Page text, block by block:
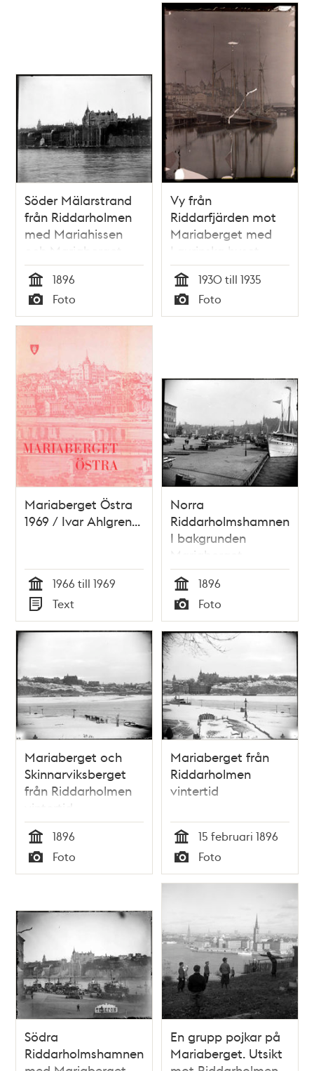
Söder Mälarstrand
från Riddarholmen
med Mariahissen
och Mariaberget
Tid
1896
Typ
Foto
Vy från
Riddarfjärden mot
Mariaberget med
Laurinska huset
Tid
1930 till 1935
Typ
Foto
Mariaberget Östra
1969 / Ivar Ahlgren...
Tid
1966 till 1969
Typ
Text
Norra
Riddarholmshamnen.
I bakgrunden
Mariaberget
Tid
1896
Typ
Foto
Mariaberget och
Skinnarviksberget
från Riddarholmen
vintertid
Tid
1896
Typ
Foto
Mariaberget från
Riddarholmen
vintertid
Tid
15 februari 1896
Typ
Foto
Södra
Riddarholmshamnen
En grupp pojkar på
Mariaberget. Utsikt